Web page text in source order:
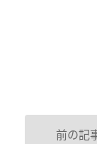
前の記